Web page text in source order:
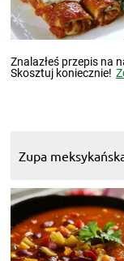
Znalazłeś przepis na
Skosztuj koniecznie!
Zupa